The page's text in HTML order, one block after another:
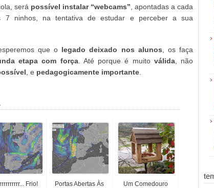
será possível instalar “webcams” , apontadas a cada
7 ninhos, na tentativa de estudar e perceber a sua
que o legado deixado nos alunos , os faça
etapa com força. Até porque é muito válida, não
, e pedagogicamente importante
Frio!
Portas Abertas Às
Um Comedouro